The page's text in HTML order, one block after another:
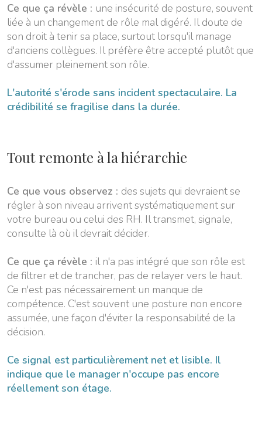
Ce que ça révèle : une insécurité de posture, souvent
liée à un changement de rôle mal digéré. Il doute de
son droit à tenir sa place, surtout lorsqu'il manage
d'anciens collègues. Il préfère être accepté plutôt que
d'assumer pleinement son rôle.
L'autorité s'érode sans incident spectaculaire. La
crédibilité se fragilise dans la durée.
Tout remonte à la hiérarchie
Ce que vous observez : des sujets qui devraient se
régler à son niveau arrivent systématiquement sur
votre bureau ou celui des RH. Il transmet, signale,
consulte là où il devrait décider.
Ce que ça révèle : il n'a pas intégré que son rôle est
de filtrer et de trancher, pas de relayer vers le haut.
Ce n'est pas nécessairement un manque de
compétence. C'est souvent une posture non encore
assumée, une façon d'éviter la responsabilité de la
décision.
Ce signal est particulièrement net et lisible. Il
indique que le manager n'occupe pas encore
réellement son étage.